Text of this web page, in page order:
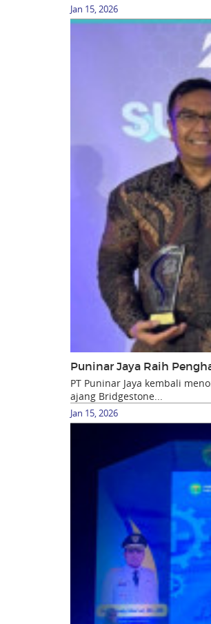
Jan 15, 2026
Puninar Jaya Raih
PT Puninar Jaya kembali
ajang Bridgestone...
Jan 15, 2026